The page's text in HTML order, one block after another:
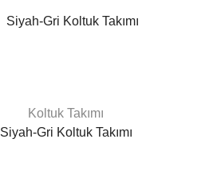
Koltuk Takımı
Siyah-Gri Koltuk Takımı